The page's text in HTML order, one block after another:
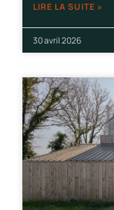
LIRE LA SUITE »
30 avril 2026